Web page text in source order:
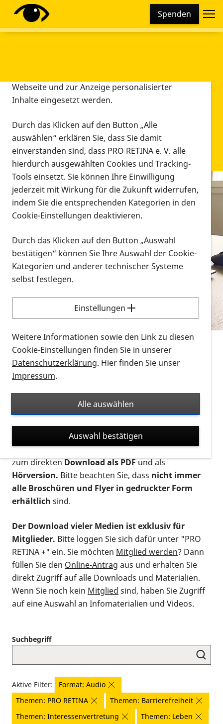
Spenden
Infomaterial
Infomaterial
Vorlesen
Alle Infomaterialien in verschiedenen
Formaten an einem Ort
Sie möchten wissen, wie Sie nach Infonmaterial
suchen und dieses bestellen bzw. herunterladen
können? Schauen Sie sich dieErklärvideos zum
Thema Infomaterial auf der PRO RETINA-Website
für blinde und sehbehinderte Menschen an.
Auf dieser Seite finden Sie sämtliches Infomaterial
Ort. Nutzen Sie den Formatfilter, um ausschließlich
nach Flyern und Broschüren, Audios oder Videos zu
suchen. Die meisten Flyer und Broschüren werden in
verschiedenen Formaten angeboten: zur
postalischen Bestellung als gedruckte Variante
zum direktenDownload als PDFund als
Hörversion. Bitte beachten Sie, dass nicht immer
alle Broschüren und Flyer in gedruckter Form
erhältlich sind.
Der Download vieler Medien ist exklusiv für
Mitglieder. Bitte loggen Sie sich dafür unter "PRO
RETINA +" ein. Sie möchten Mitglied werden? Dann
füllen Sie den Online-Antrag aus und erhalten Sie
direkt Zugriff auf alle Downloads und Materialien.
Wenn Sie noch kein Mitglied sind, haben Sie Zugriff
auf eine Auswahl an Infomaterialien und Videos.
Suchbegriff
Aktive Filter:
Format: Audio
Themen: PRO RETINA
Themen: Barrierefreiheit
Themen: Interessenvertretung
Themen: Leben
Diese Webseite setzt verschiedene Cookies und
Tracking-Tools ein. Dies beinhaltet Cookies und
Webseite und zur Anzeige personalisierter
Inhalte eingesetzt werden.
Durch das Klicken auf den Button „Alle
auswählen“ erklären Sie, dass Sie damit
einverstanden sind, dass PRO RETINA e. V. alle
hierdurch ausgewählten Cookies und Tracking-
Tools einsetzt. Sie können Ihre Einwilligung
jederzeit mit Wirkung für die Zukunft widerrufen,
indem Sie die entsprechenden Kategorien in den
Cookie-Einstellungen deaktivieren.
Durch das Klicken auf den Button „Auswahl
bestätigen“ können Sie Ihre Auswahl der Cookie-
Kategorien und anderer technischer Systeme
selbst festlegen.
Einstellungen
Weitere Informationen sowie den Link zu diesen
Cookie-Einstellungen finden Sie in unserer
Datenschutzerklärung. Hier finden Sie unser
Impressum.
Alle auswählen
Auswahl bestätigen